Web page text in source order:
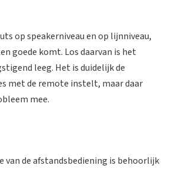
op speakerniveau en op lijnniveau,
goede komt. Los daarvan is het
leeg. Het is duidelijk de
met de remote instelt, maar daar
mee.
van de afstandsbediening is behoorlijk